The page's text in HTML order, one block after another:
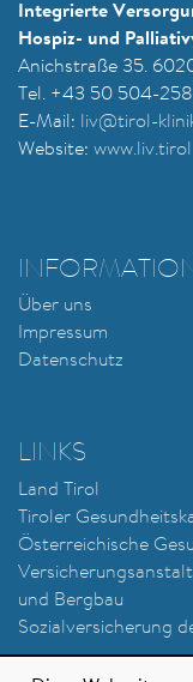
Integrierte
Hospiz- und
Anichstraße 35.
Tel. +43 50 504-
E-Mail:
liv@tirol-
Website: www.liv.tirol
Über uns
Impressum
Datenschutz
LINKS
Land Tirol
Tiroler
Österreichische
und Bergbau
Sozialversicherung